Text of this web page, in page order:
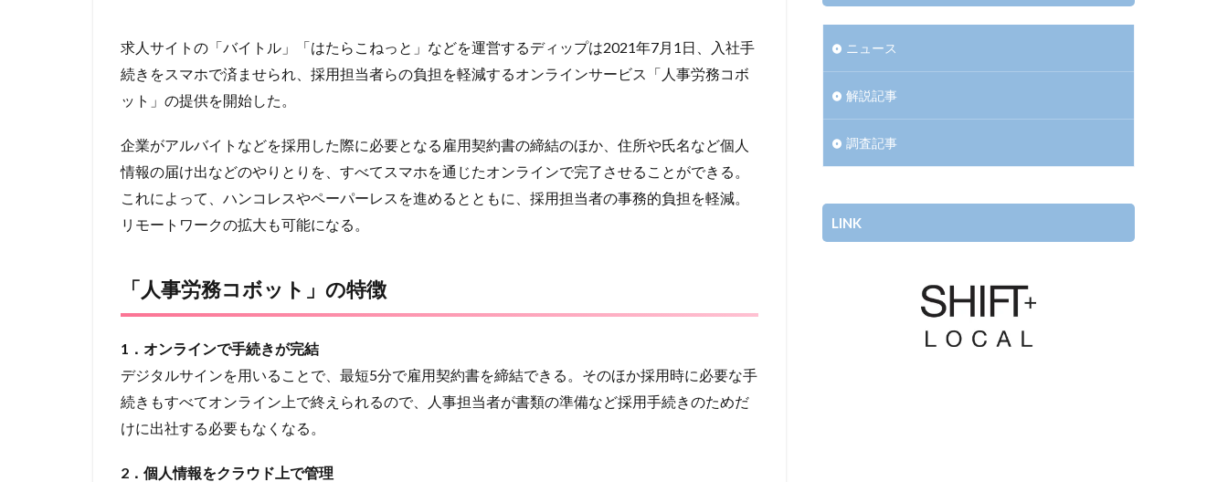
求人サイトの「バイトル」「はたらこねっと」などを運営するディップは2021年7月1日、入社手
続きをスマホで済ませられ、採用担当者らの負担を軽減するオンラインサービス「人事労務コボ
ット」の提供を開始した。
企業がアルバイトなどを採用した際に必要となる雇用契約書の締結のほか、住所や氏名など個人
情報の届け出などのやりとりを、すべてスマホを通じたオンラインで完了させることができる。
これによって、ハンコレスやペーパーレスを進めるとともに、採用担当者の事務的負担を軽減。
リモートワークの拡大も可能になる。
「人事労務コボット」の特徴
1．オンラインで手続きが完結
デジタルサインを用いることで、最短5分で雇用契約書を締結できる。そのほか採用時に必要な手
続きもすべてオンライン上で終えられるので、人事担当者が書類の準備など採用手続きのためだ
けに出社する必要もなくなる。
2．個人情報をクラウド上で管理
ニュース
解説記事
調査記事
LINK